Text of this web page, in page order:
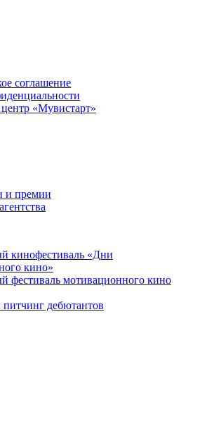
соглашение
«Мувистарт»
и премии
кинофестиваль «Дни
кино»
фестиваль мотивационного кино
дебютантов